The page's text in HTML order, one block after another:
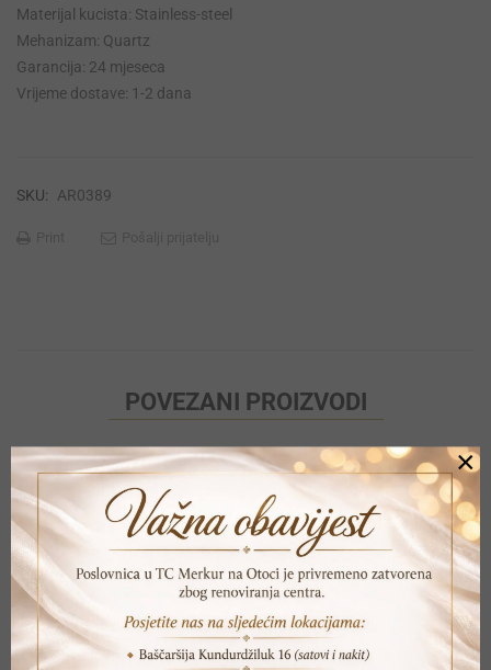
Materijal kucista: Stainless-steel
Mehanizam: Quartz
Garancija: 24 mjeseca
Vrijeme dostave: 1-2 dana
SKU: AR0389
POVEZANI PROIZVODI
×